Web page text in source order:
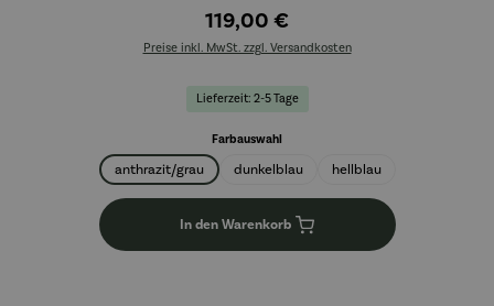
119,00 €
Preise inkl. MwSt. zzgl. Versandkosten
Lieferzeit: 2-5 Tage
Farbauswahl
anthrazit/grau dunkelblau hellblau
In den Warenkorb